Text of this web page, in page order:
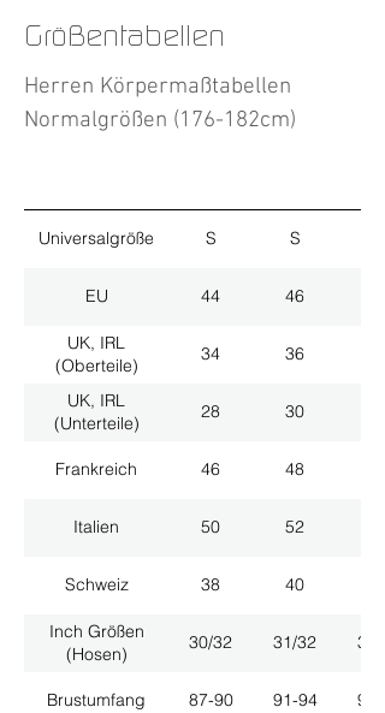
Größentabellen
Herren Körpermaßtabellen
Normalgrößen (176-182cm)
Universalgröße S S
EU 44 46
UK, IRL
(Oberteile)
34 36
UK, IRL
(Unterteile)
28 30
Frankreich 46 48
Italien 50 52
Schweiz 38 40
Inch Größen
(Hosen)
30/32 31/32 33/
Brustumfang 87-90 91-94 95-